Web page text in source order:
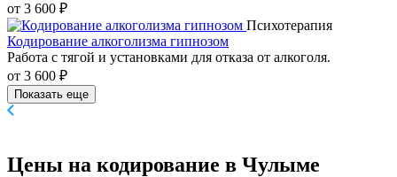
от 3 600 ₽
Психотерапия
Кодирование алкоголизма гипнозом
Работа с тягой и установками для отказа от алкоголя.
от 3 600 ₽
Показать еще
Цены на кодирование в Чулыме